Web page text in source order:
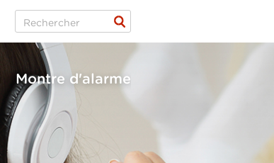
Montre d'alarme